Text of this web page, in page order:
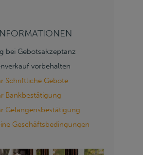
bei Gebotsakzeptanz
vorbehalten
Schriftliche Gebote
Bankbestätigung
Gelangensbestätigung
Geschäftsbedingungen